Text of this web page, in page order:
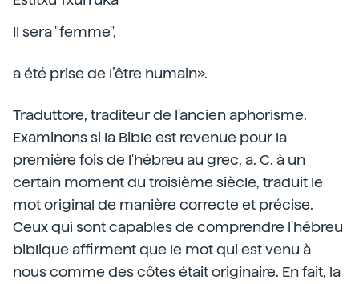
Il sera "femme",
a été prise de l’être humain».
Traduttore, traditeur de l'ancien aphorisme.
Examinons si la Bible est revenue pour la
première fois de l'hébreu au grec, a. C. à un
certain moment du troisième siècle, traduit le
mot original de manière correcte et précise.
Ceux qui sont capables de comprendre l'hébreu
biblique affirment que le mot qui est venu à
nous comme des côtes était originaire. En fait, la